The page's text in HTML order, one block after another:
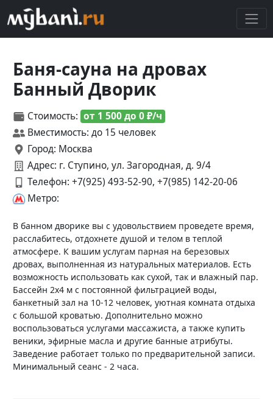
Баня-сауна на дровах
Банный Дворик
Стоимость: от 1 500 до 0 ₽/ч
Вместимость: до 15 человек
Город: Москва
Адрес: г. Ступино, ул. Загородная, д. 9/4
Телефон: +7(925) 493-52-90, +7(985) 142-20-06
Метро:
В банном дворике вы с удовольствием проведете время,
расслабитесь, отдохнете душой и телом в теплой
атмосфере. К вашим услугам парная на березовых
дровах, выполненная из натуральных материалов. Есть
возможность использовать как сухой, так и влажный пар.
Бассейн 2х4 м с постоянной фильтрацией воды,
банкетный зал на 10-12 человек, уютная комната отдыха
с большой кроватью. Дополнительно можно
воспользоваться услугами массажиста, а также купить
веники, эфирные масла и другие банные атрибуты.
Заведение работает только по предварительной записи.
Минимальный сеанс - 2 часа.